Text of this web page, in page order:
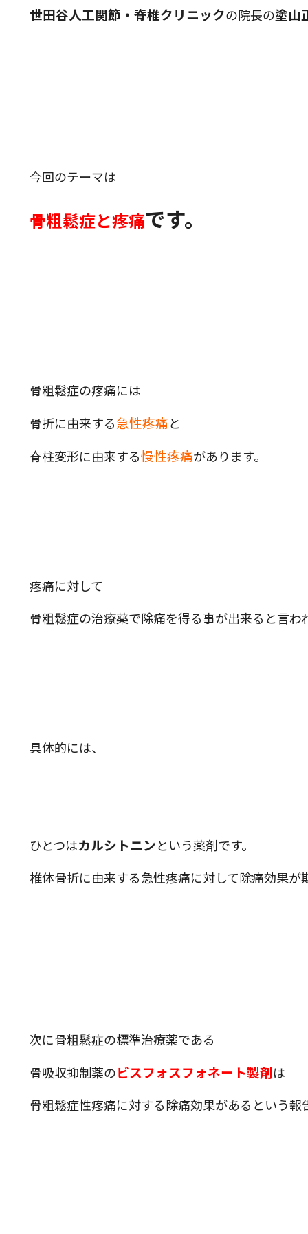
世田谷人工関節・脊椎クリニックの院長の塗山
今回のテーマは
骨粗鬆症と疼痛です。
骨粗鬆症の疼痛には
骨折に由来する急性疼痛と
脊柱変形に由来する慢性疼痛があります。
疼痛に対して
骨粗鬆症の治療薬で除痛を得る事が出来ると言わ
具体的には、
ひとつはカルシトニンという薬剤です。
椎体骨折に由来する急性疼痛に対して除痛効果が
次に骨粗鬆症の標準治療薬である
骨吸収抑制薬のビスフォスフォネート製剤は
骨粗鬆症性疼痛に対する除痛効果があるという報